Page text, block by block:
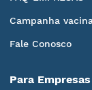
Campanha
Fale Conosco
Para Empresas